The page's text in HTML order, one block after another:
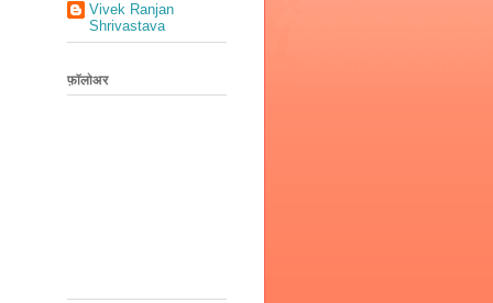
Vivek Ranjan
Shrivastava
फ़ॉलोअर